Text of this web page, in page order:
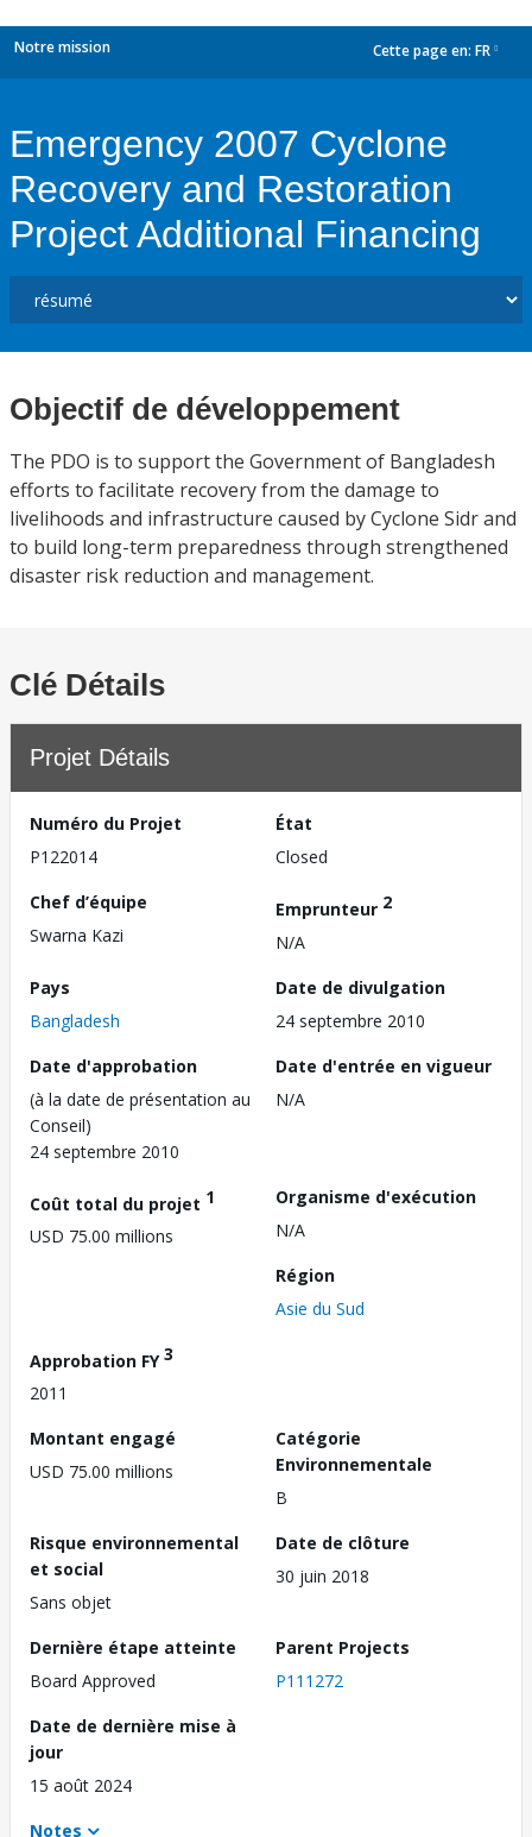
Notre mission Cette page en: FR
Emergency 2007 Cyclone
Recovery and Restoration
Project Additional Financing
Objectif de développement
The PDO is to support the Government of Bangladesh
efforts to facilitate recovery from the damage to
livelihoods and infrastructure caused by Cyclone Sidr and
to build long-term preparedness through strengthened
disaster risk reduction and management.
Clé Détails
Projet Détails
Numéro du Projet
P122014
État
Closed
Chef d’équipe
Swarna Kazi
Emprunteur 2
N/A
Pays
Bangladesh
Date de divulgation
24 septembre 2010
Date d'approbation
(à la date de présentation au
Conseil)
24 septembre 2010
Date d'entrée en vigueur
N/A
Coût total du projet 1
USD 75.00 millions
Organisme d'exécution
N/A
Région
Asie du Sud
Approbation FY3
2011
Montant engagé
USD 75.00 millions
Catégorie
Environnementale
B
Risque environnemental
et social
Sans objet
Date de clôture
30 juin 2018
Dernière étape atteinte
Board Approved
Parent Projects
P111272
Date de dernière mise à
jour
15 août 2024
Notes